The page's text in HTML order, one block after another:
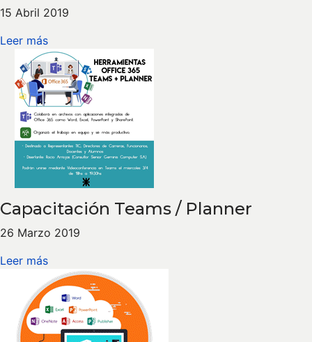
15 Abril 2019
Leer más
Capacitación Teams / Planner
26 Marzo 2019
Leer más